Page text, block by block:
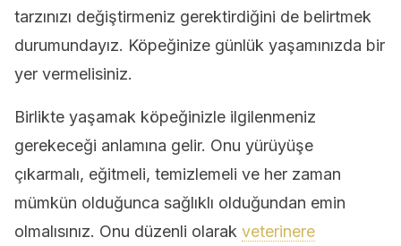
tarzınızı değiştirmeniz gerektirdiğini de belirtmek
durumundayız. Köpeğinize günlük yaşamınızda bir
yer vermelisiniz.
Birlikte yaşamak köpeğinizle ilgilenmeniz
gerekeceği anlamına gelir. Onu yürüyüşe
çıkarmalı, eğitmeli, temizlemeli ve her zaman
mümkün olduğunca sağlıklı olduğundan emin
olmalısınız. Onu düzenli olarak veterinere